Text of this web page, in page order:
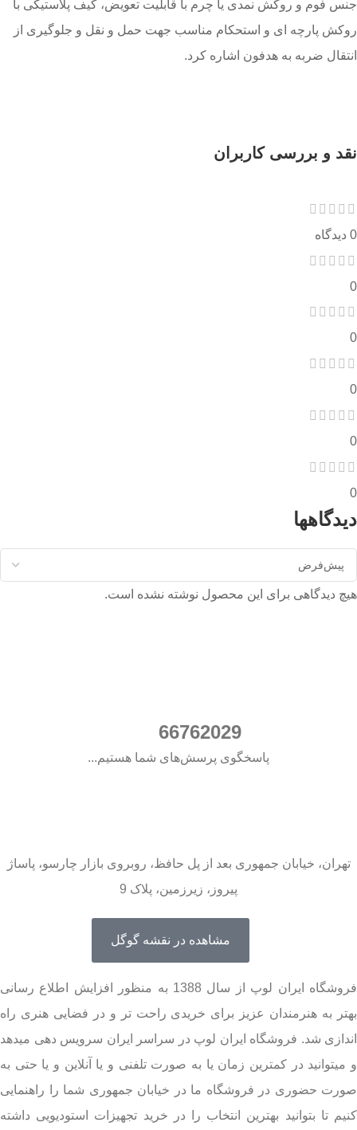
جنس فوم و روکش نمدی یا چرم با قابلیت تعویض، کیف پلاستیکی با
روکش پارچه ای و استحکام مناسب جهت حمل و نقل و جلوگیری از
انتقال ضربه به هدفون اشاره کرد.
نقد و بررسی کاربران
0 دیدگاه
0
0
0
0
0
دیدگاهها
هیچ دیدگاهی برای این محصول نوشته نشده است.
66762029
پاسخگوی پرسش‌های شما هستیم...
تهران، خیابان جمهوری بعد از پل حافظ، روبروی بازار چارسو، پاساژ
پیروز، زیرزمین، پلاک 9
مشاهده در نقشه گوگل
فروشگاه ایران لوپ از سال 1388 به منظور افزایش اطلاع رسانی
بهتر به هنرمندان عزیز برای خریدی راحت تر و در فضایی هنری راه
اندازی شد. فروشگاه ایران لوپ در سراسر ایران سرویس دهی میدهد
و میتوانید در کمترین زمان یا به صورت تلفنی و یا آنلاین و یا حتی به
صورت حضوری در فروشگاه ما در خیابان جمهوری شما را راهنمایی
کنیم تا بتوانید بهترین انتخاب را در خرید تجهیزات استودیویی داشته